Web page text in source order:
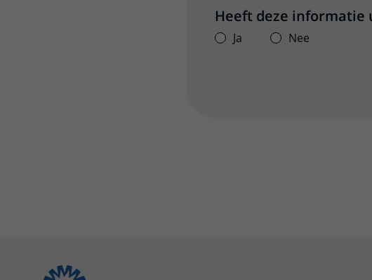
Heeft deze informatie
Ja Nee